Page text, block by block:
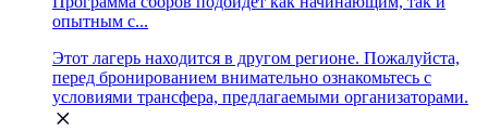
опытным с...
Этот лагерь находится в другом регионе. Пожалуйста,
перед бронированием внимательно ознакомьтесь с
условиями трансфера, предлагаемыми организаторами.